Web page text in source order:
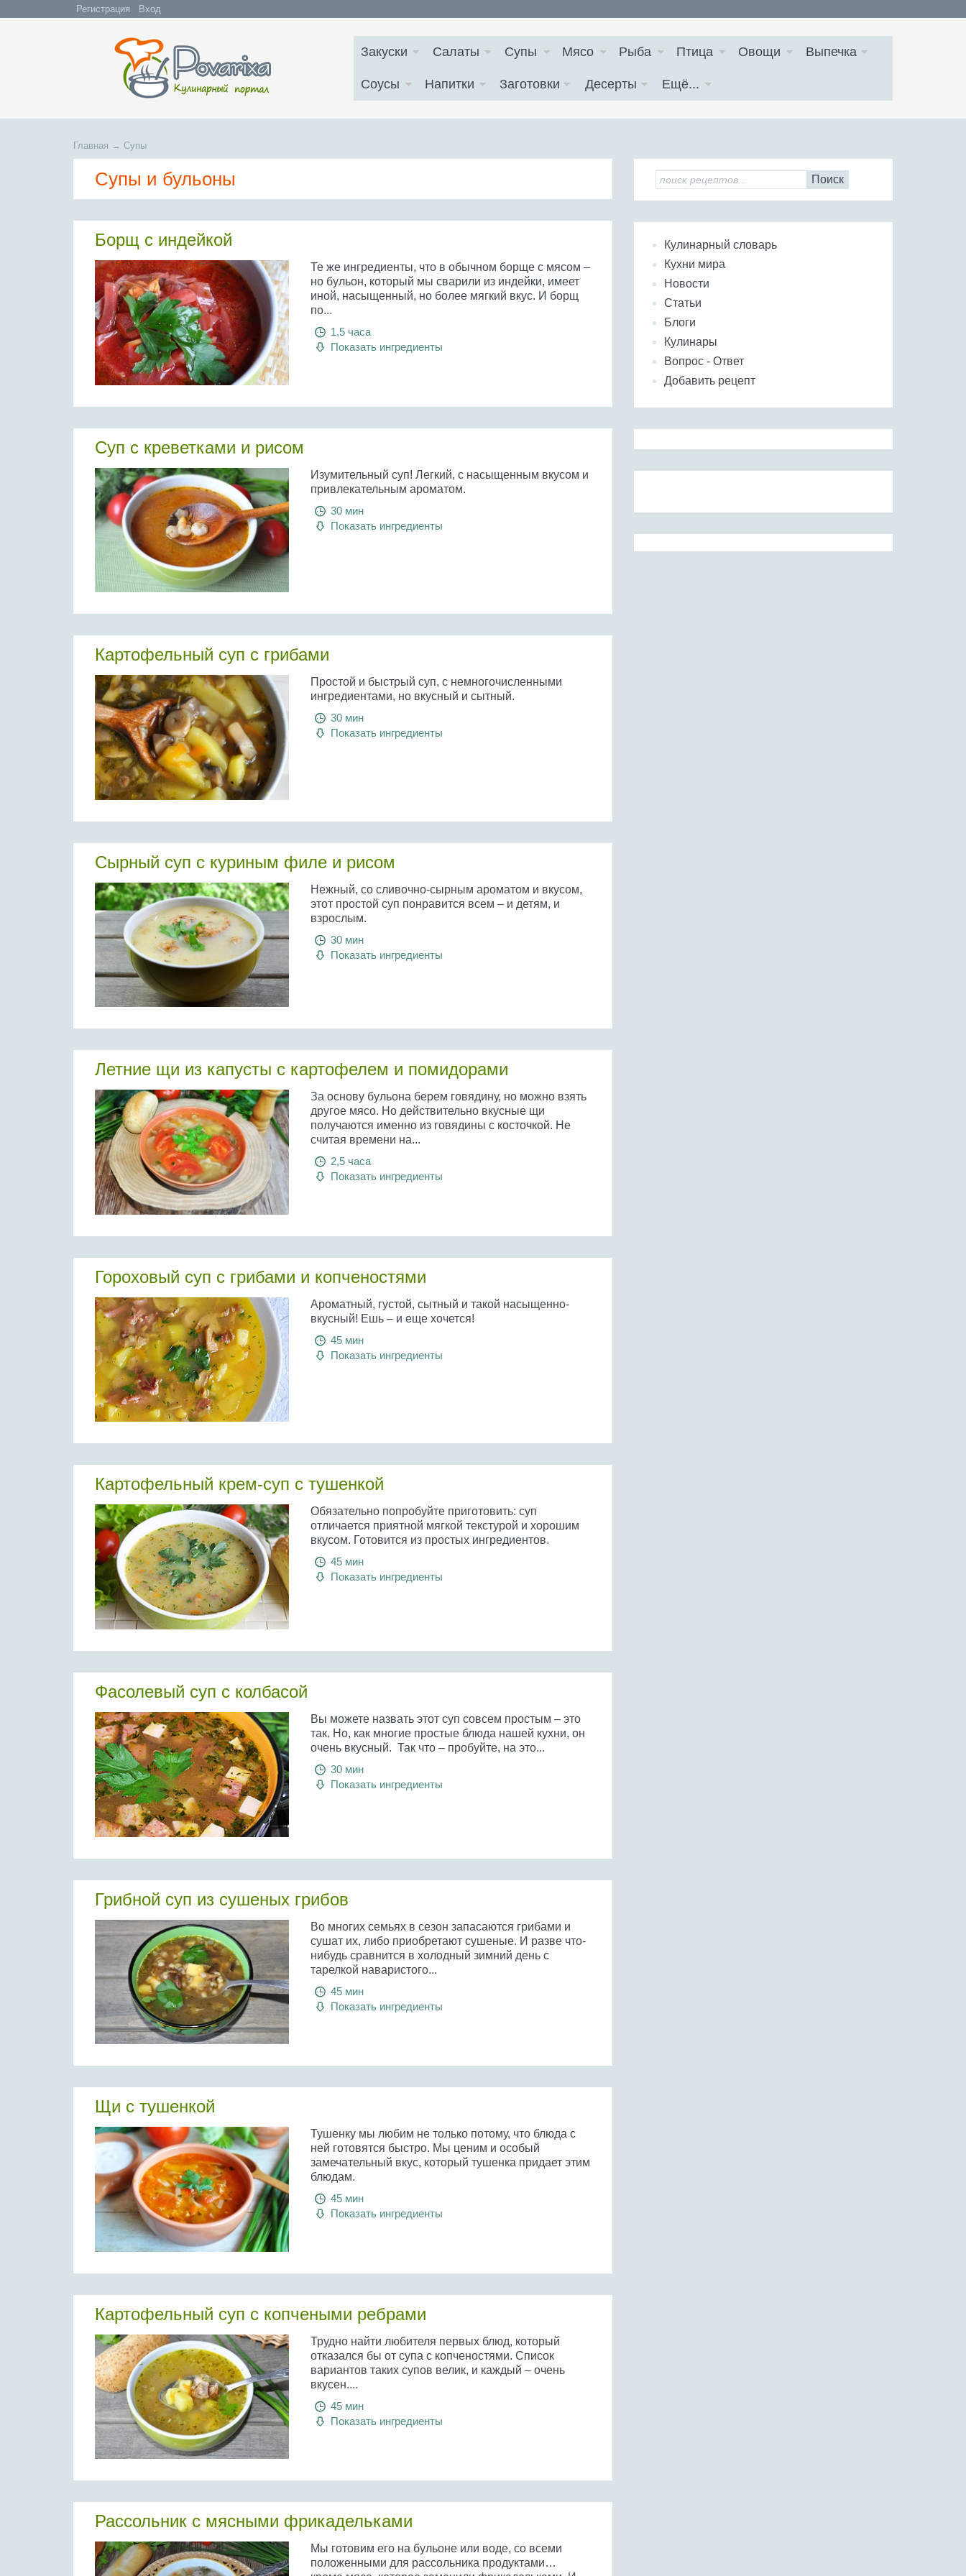
Регистрация Вход
Закуски Салаты Супы Мясо Рыба Птица Овощи Выпечка
Соусы Напитки Заготовки Десерты Ещё...
Главная → Супы
Супы и бульоны
Борщ с индейкой
Те же ингредиенты, что в обычном борще с мясом –
но бульон, который мы сварили из индейки, имеет
иной, насыщенный, но более мягкий вкус. И борщ
по...
1,5 часа
Показать ингредиенты
Суп с креветками и рисом
Изумительный суп! Легкий, с насыщенным вкусом и
привлекательным ароматом.
30 мин
Показать ингредиенты
Картофельный суп с грибами
Простой и быстрый суп, с немногочисленными
ингредиентами, но вкусный и сытный.
30 мин
Показать ингредиенты
Сырный суп с куриным филе и рисом
Нежный, со сливочно-сырным ароматом и вкусом,
этот простой суп понравится всем – и детям, и
взрослым.
30 мин
Показать ингредиенты
Летние щи из капусты с картофелем и помидорами
За основу бульона берем говядину, но можно взять
другое мясо. Но действительно вкусные щи
получаются именно из говядины с косточкой. Не
считая времени на...
2,5 часа
Показать ингредиенты
Гороховый суп с грибами и копченостями
Ароматный, густой, сытный и такой насыщенно-
вкусный! Ешь – и еще хочется!
45 мин
Показать ингредиенты
Картофельный крем-суп с тушенкой
Обязательно попробуйте приготовить: суп
отличается приятной мягкой текстурой и хорошим
вкусом. Готовится из простых ингредиентов.
45 мин
Показать ингредиенты
Фасолевый суп с колбасой
Вы можете назвать этот суп совсем простым – это
так. Но, как многие простые блюда нашей кухни, он
очень вкусный. Так что – пробуйте, на это...
30 мин
Показать ингредиенты
Грибной суп из сушеных грибов
Во многих семьях в сезон запасаются грибами и
сушат их, либо приобретают сушеные. И разве что-
нибудь сравнится в холодный зимний день с
тарелкой наваристого...
45 мин
Показать ингредиенты
Щи с тушенкой
Тушенку мы любим не только потому, что блюда с
ней готовятся быстро. Мы ценим и особый
замечательный вкус, который тушенка придает этим
блюдам.
45 мин
Показать ингредиенты
Картофельный суп с копчеными ребрами
Трудно найти любителя первых блюд, который
отказался бы от супа с копченостями. Список
вариантов таких супов велик, и каждый – очень
вкусен....
45 мин
Показать ингредиенты
Рассольник с мясными фрикадельками
Мы готовим его на бульоне или воде, со всеми
положенными для рассольника продуктами…
Поиск
Кулинарный словарь
Кухни мира
Новости
Статьи
Блоги
Кулинары
Вопрос - Ответ
Добавить рецепт